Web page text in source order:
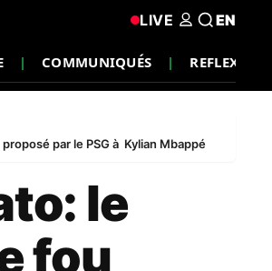
COMMUNIQUÉS REFLEXION
LIVE EN
par le PSG à Kylian Mbappé
le
fou